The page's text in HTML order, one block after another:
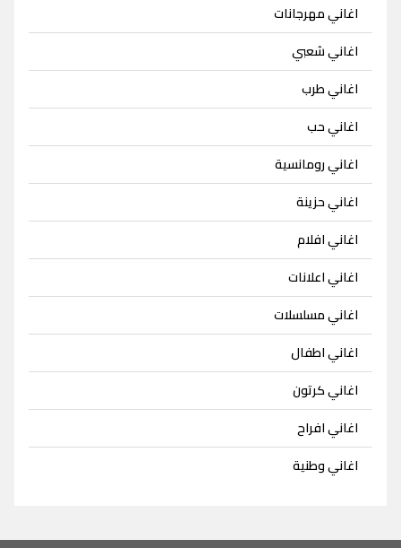
اغاني مهرجانات
اغاني شعبي
اغاني طرب
اغاني حب
اغاني رومانسية
اغاني حزينة
اغاني افلام
اغاني اعلانات
اغاني مسلسلات
اغاني اطفال
اغاني كرتون
اغاني افراح
اغاني وطنية